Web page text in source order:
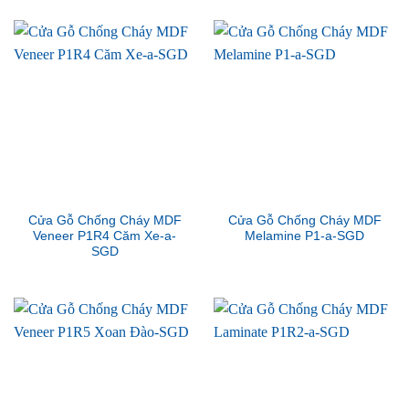
Cửa Gỗ Chống Cháy MDF
Veneer P1R4 Căm Xe-a-
SGD
Cửa Gỗ Chống Cháy MDF
Melamine P1-a-SGD